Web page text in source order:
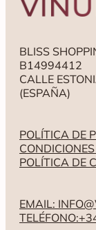
BLISS
B14994412
CALLE
(ESPAÑA)
POLÍTICA DE
POLÍTICA DE
EMAIL: